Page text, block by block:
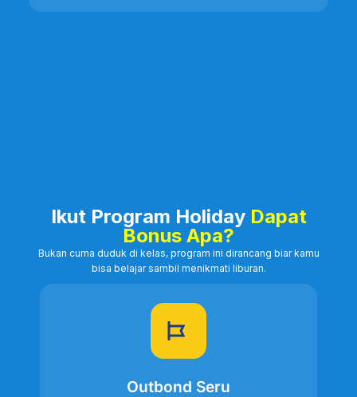
Ikut Program Holiday Dapat
Bonus Apa?
Bukan cuma duduk di kelas, program ini dirancang biar kamu
bisa belajar sambil menikmati liburan.
Outbond Seru